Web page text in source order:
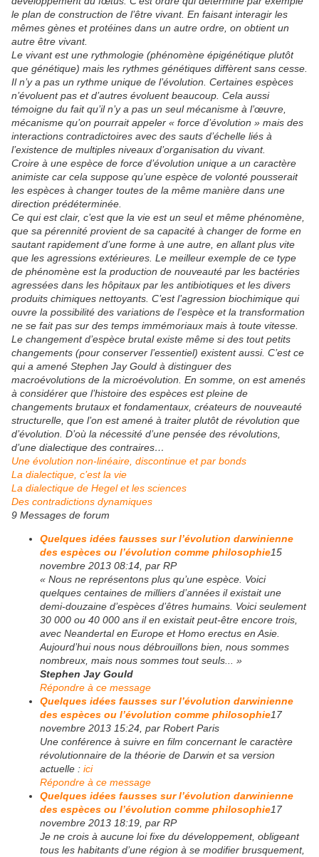
le plan de construction de l’être vivant. En faisant interagir les
mêmes gènes et protéines dans un autre ordre, on obtient un
autre être vivant.
Le vivant est une rythmologie (phénomène épigénétique plutôt
que génétique) mais les rythmes génétiques diffèrent sans cesse.
Il n’y a pas un rythme unique de l’évolution. Certaines espèces
n’évoluent pas et d’autres évoluent beaucoup. Cela aussi
témoigne du fait qu’il n’y a pas un seul mécanisme à l’œuvre,
mécanisme qu’on pourrait appeler « force d’évolution » mais des
interactions contradictoires avec des sauts d’échelle liés à
l’existence de multiples niveaux d’organisation du vivant.
Croire à une espèce de force d’évolution unique a un caractère
animiste car cela suppose qu’une espèce de volonté pousserait
les espèces à changer toutes de la même manière dans une
direction prédéterminée.
Ce qui est clair, c’est que la vie est un seul et même phénomène,
que sa pérennité provient de sa capacité à changer de forme en
sautant rapidement d’une forme à une autre, en allant plus vite
que les agressions extérieures. Le meilleur exemple de ce type
de phénomène est la production de nouveauté par les bactéries
agressées dans les hôpitaux par les antibiotiques et les divers
produits chimiques nettoyants. C’est l’agression biochimique qui
ouvre la possibilité des variations de l’espèce et la transformation
ne se fait pas sur des temps immémoriaux mais à toute vitesse.
Le changement d’espèce brutal existe même si des tout petits
changements (pour conserver l’essentiel) existent aussi. C’est ce
qui a amené Stephen Jay Gould à distinguer des
macroévolutions de la microévolution. En somme, on est amenés
à considérer que l’histoire des espèces est pleine de
changements brutaux et fondamentaux, créateurs de nouveauté
structurelle, que l’on est amené à traiter plutôt de révolution que
d’évolution. D’où la nécessité d’une pensée des révolutions,
d’une dialectique des contraires…
Une évolution non-linéaire, discontinue et par bonds
La dialectique, c’est la vie
La dialectique de Hegel et les sciences
Des contradictions dynamiques
9 Messages de forum
Quelques idées fausses sur l’évolution darwinienne
des espèces ou l’évolution comme philosophie15
novembre 2013 08:14, par RP
« Nous ne représentons plus qu’une espèce. Voici
quelques centaines de milliers d’années il existait une
demi-douzaine d’espèces d’êtres humains. Voici seulement
30 000 ou 40 000 ans il en existait peut-être encore trois,
avec Neandertal en Europe et Homo erectus en Asie.
Aujourd’hui nous nous débrouillons bien, nous sommes
nombreux, mais nous sommes tout seuls... »
Stephen Jay Gould
Répondre à ce message
Quelques idées fausses sur l’évolution darwinienne
des espèces ou l’évolution comme philosophie17
novembre 2013 15:24, par Robert Paris
Une conférence à suivre en film concernant le caractère
révolutionnaire de la théorie de Darwin et sa version
actuelle : ici
Répondre à ce message
Quelques idées fausses sur l’évolution darwinienne
des espèces ou l’évolution comme philosophie17
novembre 2013 18:19, par RP
Je ne crois à aucune loi fixe du développement, obligeant
tous les habitants d’une région à se modifier brusquement,